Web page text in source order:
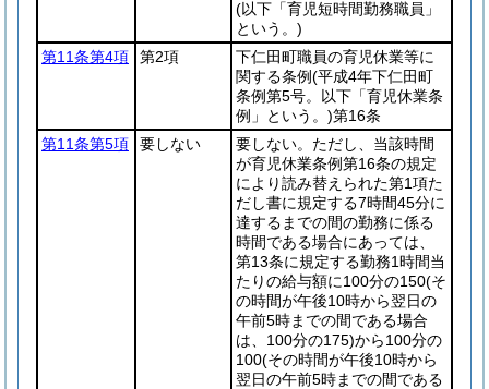
(以下「育児短時間勤務職員」
という。)
第11条第4項
第2項
下仁田町職員の育児休業等に
関する条例(平成4年下仁田町
条例第5号。以下「育児休業条
例」という。)第16条
第11条第5項
要しない
要しない。ただし、当該時間
が育児休業条例第16条の規定
により読み替えられた第1項た
だし書に規定する7時間45分に
達するまでの間の勤務に係る
時間である場合にあっては、
第13条に規定する勤務1時間当
たりの給与額に100分の150(そ
の時間が午後10時から翌日の
午前5時までの間である場合
は、100分の175)から100分の
100(その時間が午後10時から
翌日の午前5時までの間である